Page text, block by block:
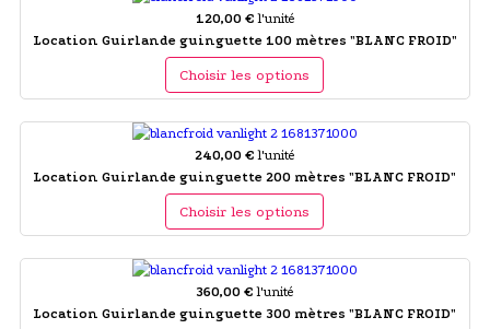
120,00 € l'unité
Location Guirlande guinguette 100 mètres "BLANC FROID"
Choisir les options
240,00 € l'unité
Location Guirlande guinguette 200 mètres "BLANC FROID"
Choisir les options
360,00 € l'unité
Location Guirlande guinguette 300 mètres "BLANC FROID"